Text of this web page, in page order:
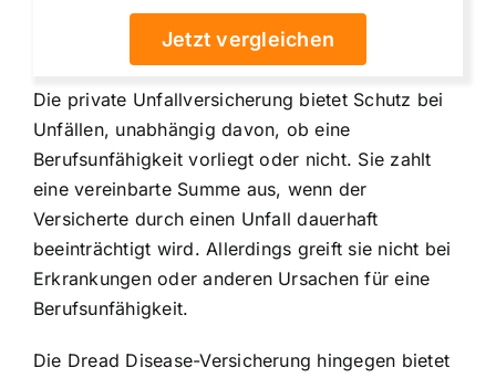
Jetzt vergleichen
Die private Unfallversicherung bietet Schutz bei
Unfällen, unabhängig davon, ob eine
Berufsunfähigkeit vorliegt oder nicht. Sie zahlt
eine vereinbarte Summe aus, wenn der
Versicherte durch einen Unfall dauerhaft
beeinträchtigt wird. Allerdings greift sie nicht bei
Erkrankungen oder anderen Ursachen für eine
Berufsunfähigkeit.
Die Dread Disease-Versicherung hingegen bietet